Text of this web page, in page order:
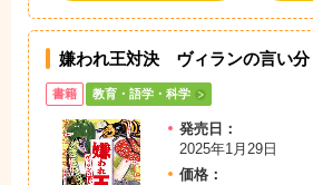
嫌われ王対決 ヴィランの言い分
書籍 教育・語学・科学
発売日：
2025年1月29日
価格：